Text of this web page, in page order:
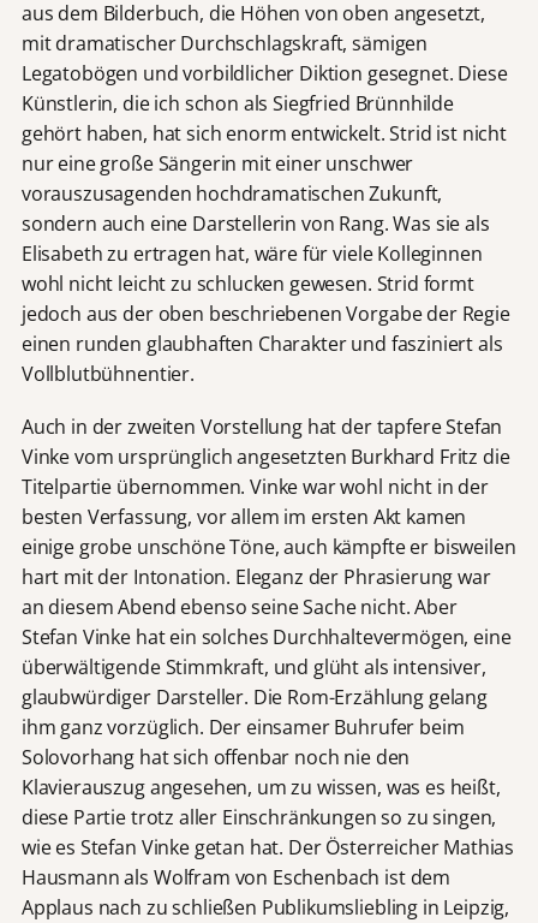
aus dem Bilderbuch, die Höhen von oben angesetzt,
mit dramatischer Durchschlagskraft, sämigen
Legatobögen und vorbildlicher Diktion gesegnet. Diese
Künstlerin, die ich schon als Siegfried Brünnhilde
gehört haben, hat sich enorm entwickelt. Strid ist nicht
nur eine große Sängerin mit einer unschwer
vorauszusagenden hochdramatischen Zukunft,
sondern auch eine Darstellerin von Rang. Was sie als
Elisabeth zu ertragen hat, wäre für viele Kolleginnen
wohl nicht leicht zu schlucken gewesen. Strid formt
jedoch aus der oben beschriebenen Vorgabe der Regie
einen runden glaubhaften Charakter und fasziniert als
Vollblutbühnentier.
Auch in der zweiten Vorstellung hat der tapfere Stefan
Vinke vom ursprünglich angesetzten Burkhard Fritz die
Titelpartie übernommen. Vinke war wohl nicht in der
besten Verfassung, vor allem im ersten Akt kamen
einige grobe unschöne Töne, auch kämpfte er bisweilen
hart mit der Intonation. Eleganz der Phrasierung war
an diesem Abend ebenso seine Sache nicht. Aber
Stefan Vinke hat ein solches Durchhaltevermögen, eine
überwältigende Stimmkraft, und glüht als intensiver,
glaubwürdiger Darsteller. Die Rom-Erzählung gelang
ihm ganz vorzüglich. Der einsamer Buhrufer beim
Solovorhang hat sich offenbar noch nie den
Klavierauszug angesehen, um zu wissen, was es heißt,
diese Partie trotz aller Einschränkungen so zu singen,
wie es Stefan Vinke getan hat. Der Österreicher Mathias
Hausmann als Wolfram von Eschenbach ist dem
Applaus nach zu schließen Publikumsliebling in Leipzig,